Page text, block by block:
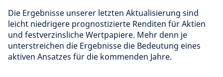
Die Ergebnisse unserer letzten Aktualisierung sind
leicht niedrigere prognostizierte Renditen für Aktien
und festverzinsliche Wertpapiere. Mehr denn je
unterstreichen die Ergebnisse die Bedeutung eines
aktiven Ansatzes für die kommenden Jahre.